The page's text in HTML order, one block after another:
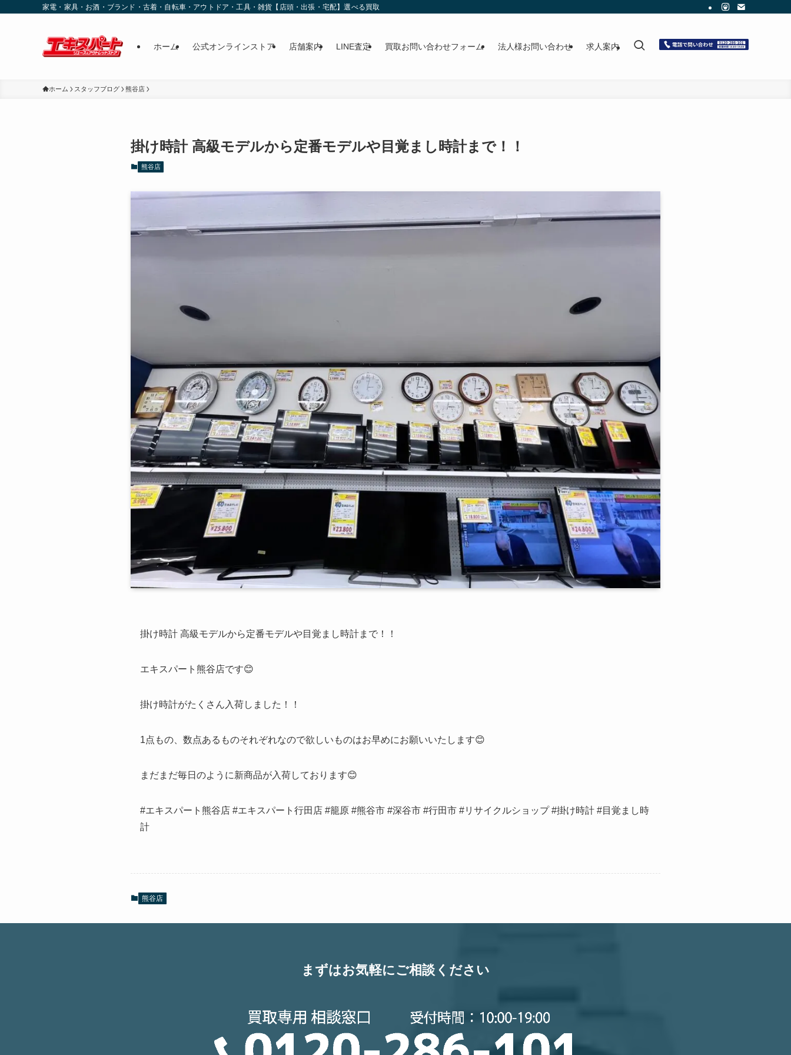
家電・家具・お酒・ブランド・古着・自転車・アウトドア・工具・雑貨【店頭・出張・宅配】選べる買取
ホーム 公式オンラインストア 店舗案内 LINE査定 買取お問い合わせフォーム 法人様お問い合わせ 求人案内
ホーム スタッフブログ 熊谷店
掛け時計 高級モデルから定番モデルや目覚まし時計まで！！
熊谷店
掛け時計 高級モデルから定番モデルや目覚まし時計まで！！
エキスパート熊谷店です😊
掛け時計がたくさん入荷しました！！
1点もの、数点あるものそれぞれなので欲しいものはお早めにお願いいたします😊
まだまだ毎日のように新商品が入荷しております😊
#エキスパート熊谷店 #エキスパート行田店 #籠原 #熊谷市 #深谷市 #行田市 #リサイクルショップ #掛け時計 #目覚まし時
計
熊谷店
まずはお気軽にご相談ください